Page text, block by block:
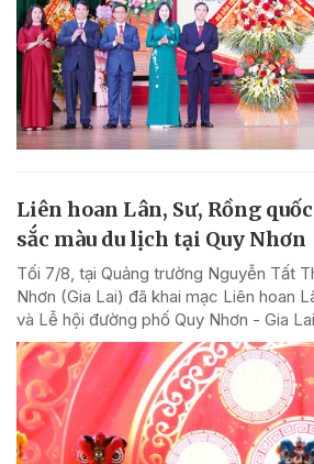
Liên hoan Lân, Sư, Rồng
sắc màu du lịch tại Quy Nhơn
Tối 7/8, tại Quảng trường Nguyễn Tất
Nhơn (Gia Lai) đã khai mạc Liên hoan
và Lễ hội đường phố Quy Nhơn - Gia